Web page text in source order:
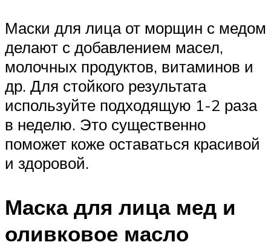
Маски для лица от морщин с медом
делают с добавлением масел,
молочных продуктов, витаминов и
др. Для стойкого результата
используйте подходящую 1-2 раза
в неделю. Это существенно
поможет коже оставаться красивой
и здоровой.
Маска для лица мед и
оливковое масло